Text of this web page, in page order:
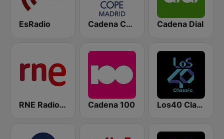
EsRadio Cadena COPE Madrid Cadena Dial
RNE Radio Nacional Cadena 100 Los40 Classic